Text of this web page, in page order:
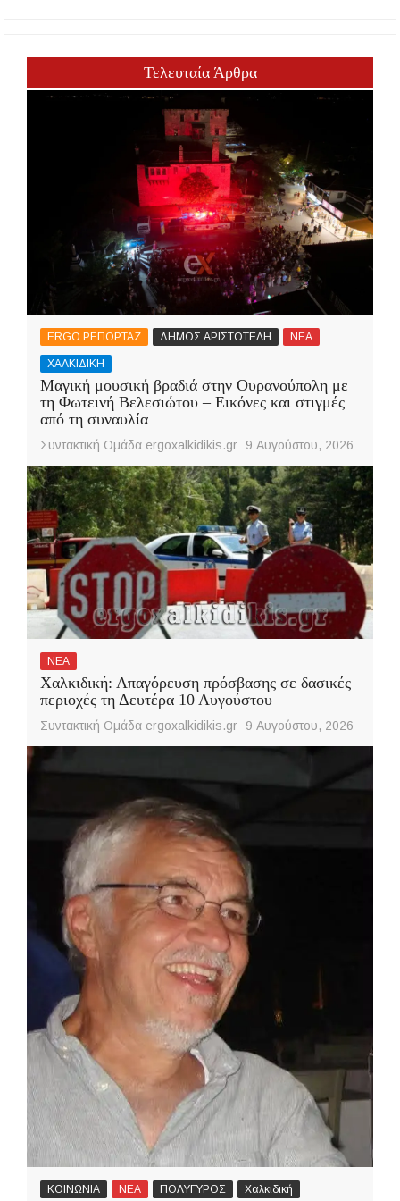
Τελευταία Άρθρα
ERGO ΡΕΠΟΡΤΑΖ ΔΗΜΟΣ ΑΡΙΣΤΟΤΕΛΗ ΝΕΑ
ΧΑΛΚΙΔΙΚΗ
Μαγική μουσική βραδιά στην Ουρανούπολη με
τη Φωτεινή Βελεσιώτου – Εικόνες και στιγμές
από τη συναυλία
Συντακτική Ομάδα ergoxalkidikis.gr 9 Αυγούστου, 2026
ΝΕΑ
Χαλκιδική: Απαγόρευση πρόσβασης σε δασικές
περιοχές τη Δευτέρα 10 Αυγούστου
Συντακτική Ομάδα ergoxalkidikis.gr 9 Αυγούστου, 2026
ΚΟΙΝΩΝΙΑ ΝΕΑ ΠΟΛΥΓΥΡΟΣ Χαλκιδική